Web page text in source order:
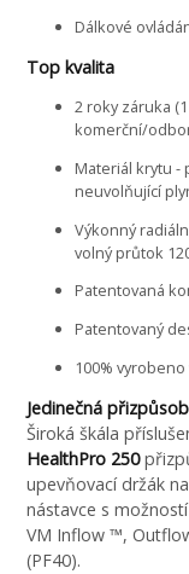
Dálkové
Top kvalita
2 roky záruka
komerční/
Materiál krytu -
neuvolňující
Výkonný
volný průtok
Patentovaná
Patentovaný
100%
Jedinečná
Široká škála
HealthPro 250
upevňovací držák
nástavce s
VM Inflow ™,
(PF40).